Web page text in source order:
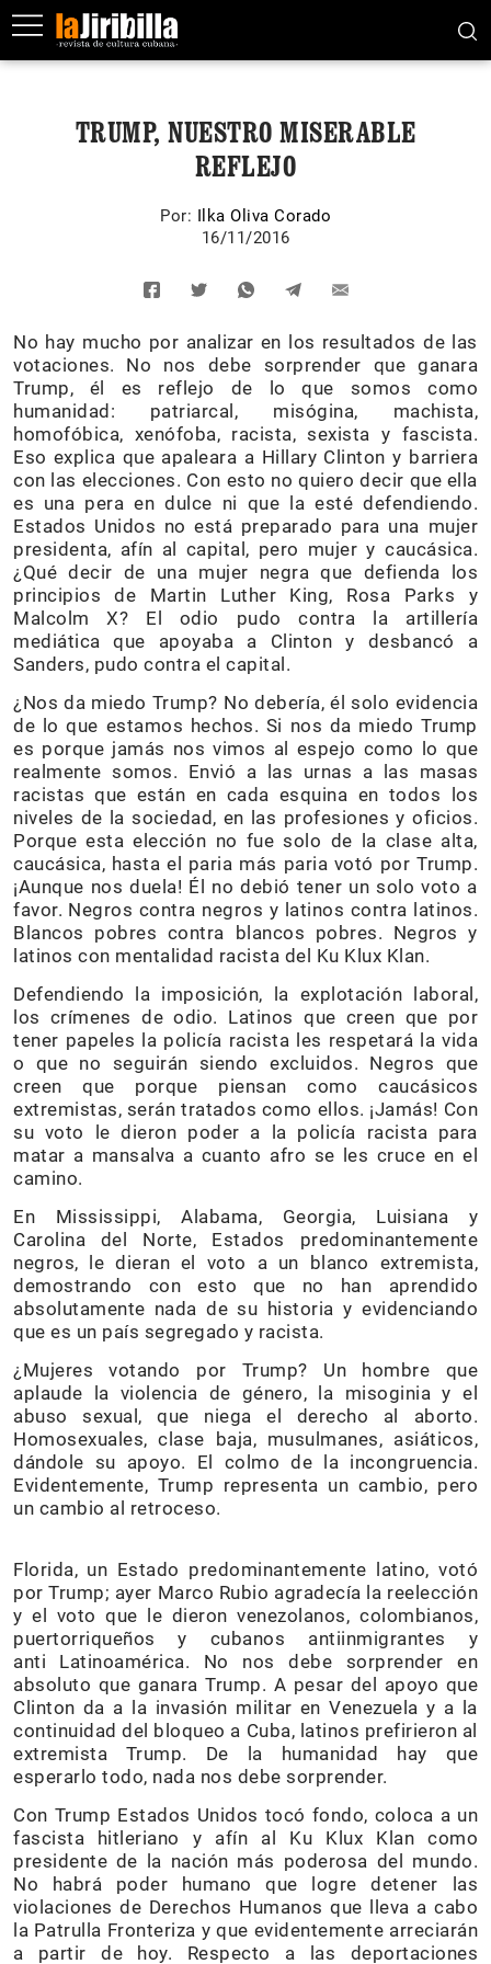
TRUMP, NUESTRO MISERABLE
REFLEJO
Por: Ilka Oliva Corado
16/11/2016
No hay mucho por analizar en los resultados de las
votaciones. No nos debe sorprender que ganara
Trump, él es reflejo de lo que somos como
humanidad: patriarcal, misógina, machista,
homofóbica, xenófoba, racista, sexista y fascista.
Eso explica que apaleara a Hillary Clinton y barriera
con las elecciones. Con esto no quiero decir que ella
es una pera en dulce ni que la esté defendiendo.
Estados Unidos no está preparado para una mujer
presidenta, afín al capital, pero mujer y caucásica.
¿Qué decir de una mujer negra que defienda los
principios de Martin Luther King, Rosa Parks y
Malcolm X? El odio pudo contra la artillería
mediática que apoyaba a Clinton y desbancó a
Sanders, pudo contra el capital.
¿Nos da miedo Trump? No debería, él solo evidencia
de lo que estamos hechos. Si nos da miedo Trump
es porque jamás nos vimos al espejo como lo que
realmente somos. Envió a las urnas a las masas
racistas que están en cada esquina en todos los
niveles de la sociedad, en las profesiones y oficios.
Porque esta elección no fue solo de la clase alta,
caucásica, hasta el paria más paria votó por Trump.
¡Aunque nos duela! Él no debió tener un solo voto a
favor. Negros contra negros y latinos contra latinos.
Blancos pobres contra blancos pobres. Negros y
latinos con mentalidad racista del Ku Klux Klan.
Defendiendo la imposición, la explotación laboral,
los crímenes de odio. Latinos que creen que por
tener papeles la policía racista les respetará la vida
o que no seguirán siendo excluidos. Negros que
creen que porque piensan como caucásicos
extremistas, serán tratados como ellos. ¡Jamás! Con
su voto le dieron poder a la policía racista para
matar a mansalva a cuanto afro se les cruce en el
camino.
En Mississippi, Alabama, Georgia, Luisiana y
Carolina del Norte, Estados predominantemente
negros, le dieran el voto a un blanco extremista,
demostrando con esto que no han aprendido
absolutamente nada de su historia y evidenciando
que es un país segregado y racista.
¿Mujeres votando por Trump? Un hombre que
aplaude la violencia de género, la misoginia y el
abuso sexual, que niega el derecho al aborto.
Homosexuales, clase baja, musulmanes, asiáticos,
dándole su apoyo. El colmo de la incongruencia.
Evidentemente, Trump representa un cambio, pero
un cambio al retroceso.
Florida, un Estado predominantemente latino, votó
por Trump; ayer Marco Rubio agradecía la reelección
y el voto que le dieron venezolanos, colombianos,
puertorriqueños y cubanos antiinmigrantes y
anti Latinoamérica. No nos debe sorprender en
absoluto que ganara Trump. A pesar del apoyo que
Clinton da a la invasión militar en Venezuela y a la
continuidad del bloqueo a Cuba, latinos prefirieron al
extremista Trump. De la humanidad hay que
esperarlo todo, nada nos debe sorprender.
Con Trump Estados Unidos tocó fondo, coloca a un
fascista hitleriano y afín al Ku Klux Klan como
presidente de la nación más poderosa del mundo.
No habrá poder humano que logre detener las
violaciones de Derechos Humanos que lleva a cabo
la Patrulla Fronteriza y que evidentemente arreciarán
a partir de hoy. Respecto a las deportaciones